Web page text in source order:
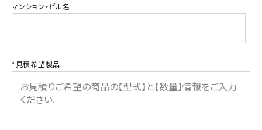
製品選定の仕方
パトライトカタログ
マンション・ビル名
*見積希望製品